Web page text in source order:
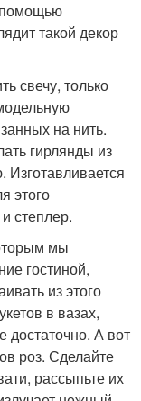
помощью
такой декор
свечу, только
на нить.
гирлянды из
Изготавливается
этого
степлер.
мы
гостиной,
из этого
в вазах,
достаточно. А вот
роз. Сделайте
рассыпьте их